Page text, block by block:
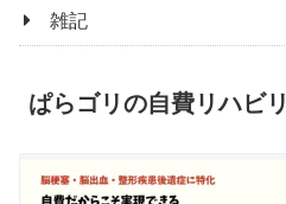
雑記
ぱらゴリの自費リハビリ